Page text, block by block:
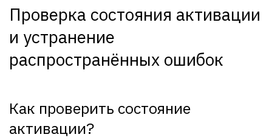
Проверка состояния активации
и устранение
распространённых ошибок
Как проверить состояние
активации?